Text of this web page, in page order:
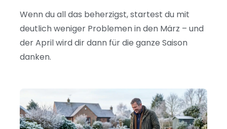
Wenn du all das beherzigst, startest du mit
deutlich weniger Problemen in den März – und
der April wird dir dann für die ganze Saison
danken.